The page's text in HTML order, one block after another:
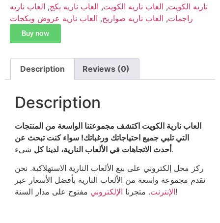
ناريه الكويت, العاب ناريه الكويت, العاب ناريه بكج, العاب ناريه
راجمات, العاب ناريه صواريخ, العاب ناريه عروض وبكجات
Buy now
Description Reviews (0)
Description
العاب نارية الكويت اكتشف مجموعتنا الواسعة من المنتجات
التي تلبي جميع احتياجاتك ورغباتك! سواء كنت تبحث عن
أحدث الاتجاهات في الألعاب النارية، لدينا كلشيء.
ركز محل إلكتروني على بيع الألعاب النارية الاستهلاكية. نحن
نقدم مجموعة واسعة من الألعاب النارية بأفضل الأسعار عبر
الإنترنت. متجرنا الإلكتروني مفتوح على مدار السنة!